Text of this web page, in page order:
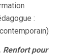
:
Renfort pour